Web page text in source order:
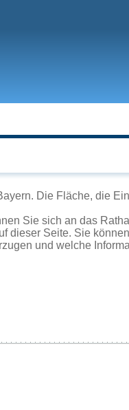
Die Fläche, die
Sie sich an das
dieser Seite. Sie
und welche